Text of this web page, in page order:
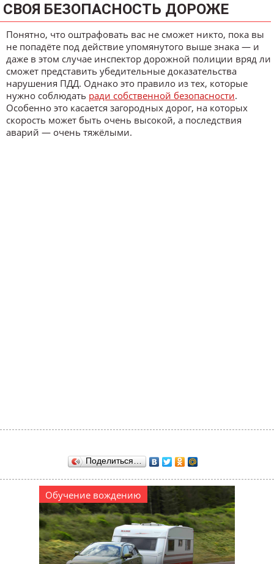
СВОЯ БЕЗОПАСНОСТЬ ДОРОЖЕ
Понятно, что оштрафовать вас не сможет никто, пока вы
не попадёте под действие упомянутого выше знака — и
даже в этом случае инспектор дорожной полиции вряд ли
сможет представить убедительные доказательства
нарушения ПДД. Однако это правило из тех, которые
нужно соблюдать ради собственной безопасности.
Особенно это касается загородных дорог, на которых
скорость может быть очень высокой, а последствия
аварий — очень тяжёлыми.
Поделиться…
Обучение вождению